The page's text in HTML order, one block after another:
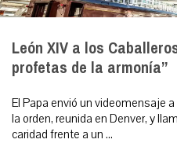
León XIV a los
profetas de la armonía”
El Papa envió un videomensaje
la orden, reunida en Denver, y
caridad frente a un ...